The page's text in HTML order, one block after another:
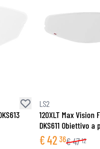
LS2
120XLT Max Vision
DKS611 Obiettivo a
€42 36€47 12